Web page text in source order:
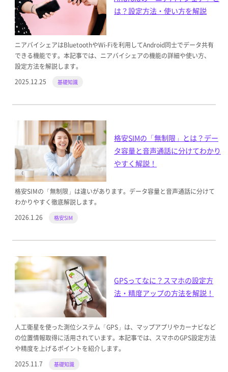
は？設定方法・使い方を解説
ニアバイシェアはBluetoothやWi-Fiを利用してAndroid同士でデータ共有
できる機能です。本記事では、ニアバイシェアの機能の詳細や使い方、
設定方法を解説します。
2025.12.25
基礎知識
格安SIMの「無制限」とは？デー
タ容量と音声通話に分けてわかり
やすく解説！
格安SIMの「無制限」は違いがあります。データ容量と音声通話に分けて
わかりやすく徹底解説します。
2026.1.26
格安SIM
GPSってなに？スマホの設定方
法・精度アップの方法を解説！
人工衛星を使った測位システム「GPS」は、マップアプリやカーナビなど
の位置情報取得に活用されています。本記事では、スマホのGPS設定方法
や精度を上げるポイントを紹介します。
2025.11.7
基礎知識